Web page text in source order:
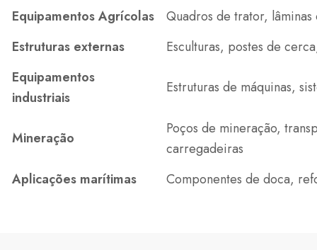
Equipamentos Agrícolas
Quadros de trator,
Estruturas externas
Esculturas, postes de
Equipamentos
industriais
Estruturas de máquinas,
Mineração
Poços de mineração,
carregadeiras
Aplicações marítimas
Componentes de doca,